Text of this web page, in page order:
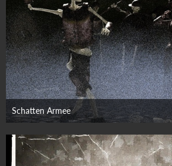
Schatten Armee
27. September 2025